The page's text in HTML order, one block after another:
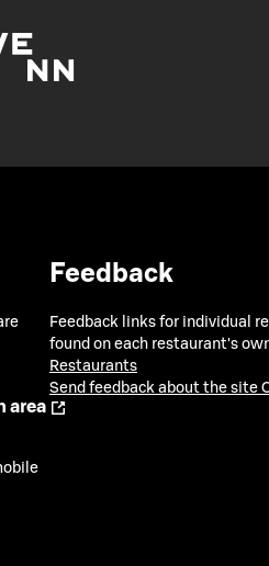
area
Feedback
Feedback links for individual
found on each restaurant's
Restaurants
Send feedback about the site